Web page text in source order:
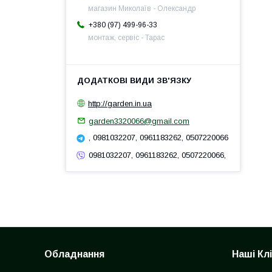
магазин Миколаїв - Олександр
+380 (97) 499-96-33
монтаж, сервіс - Тарас
http://garden.in.ua
garden3320066@gmail.com
, 0981032207, 0961183262, 0507220066
0981032207, 0961183262, 0507220066,
Обладнання Наші